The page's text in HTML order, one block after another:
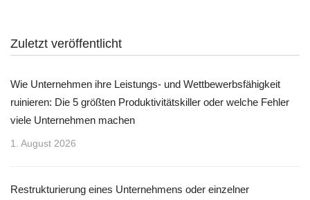
Zuletzt veröffentlicht
Wie Unternehmen ihre Leistungs- und Wettbewerbsfähigkeit
ruinieren: Die 5 größten Produktivitätskiller oder welche Fehler
viele Unternehmen machen
1. August 2026
Restrukturierung eines Unternehmens oder einzelner